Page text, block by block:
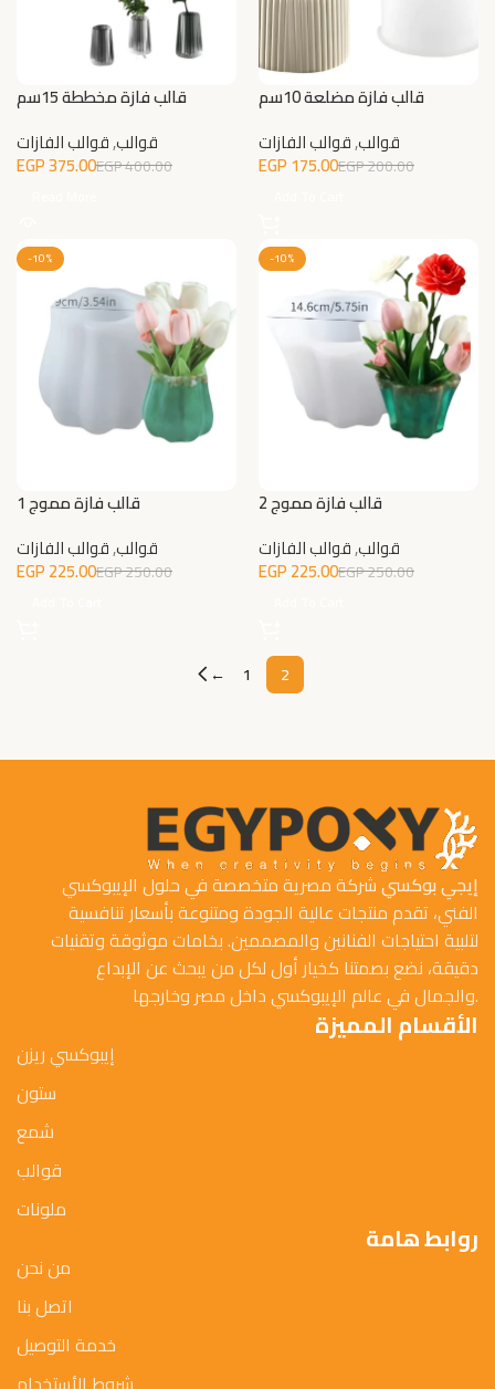
قالب فازة مخططة 15سم
قوالب,قوالب الفازات
400.00
EGP
375.00
EGP
قالب فازة مضلعة 10سم
قوالب,قوالب الفازات
200.00
EGP
175.00
EGP
-10%
قالب فازة مموج 1
قوالب,قوالب الفازات
250.00
EGP
225.00
EGP
-10%
قالب فازة مموج 2
قوالب,قوالب الفازات
250.00
EGP
225.00
EGP
← 1 2
إيجي بوكسيشركة مصرية متخصصة في حلول الإيبوكسي
الفني، تقدم منتجات عالية الجودة ومتنوعة بأسعار تنافسية
لتلبية احتياجات الفنانين والمصممين. بخامات موثوقة وتقنيات
دقيقة، نضع بصمتنا كخيار أول لكل من يبحث عن الإبداع
والجمال في عالم الإيبوكسي داخل مصر وخارجها.
الأقسام المميزة
إيبوكسي ريزن
ستون
شمع
قوالب
ملونات
روابط هامة
من نحن
اتصل بنا
خدمة التوصيل